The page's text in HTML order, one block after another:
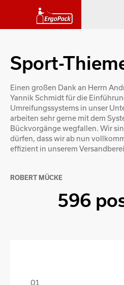
Sport-
Einen großen Dank an Herrn
Yannik Schmidt für die
Umreifungssystems in unser
arbeiten sehr gerne mit dem
Bückvorgänge wegfallen. Wir
dürfen, dass wir ab nun
effizient in unserem
ROBERT MÜCKE
596